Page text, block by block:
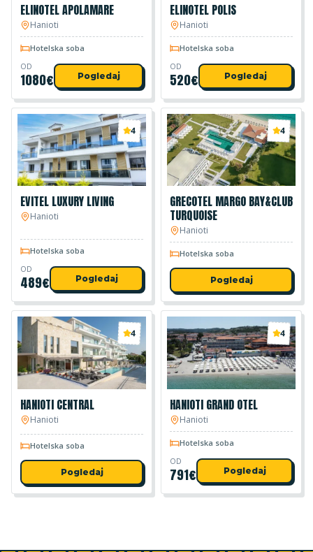
ELINOTEL APOLAMARE
Hanioti
Hotelska soba
OD
1080€ Pogledaj
ELINOTEL POLIS
Hanioti
Hotelska soba
OD
520€ Pogledaj
4
EVITEL LUXURY LIVING
Hanioti
Hotelska soba
OD
489€ Pogledaj
4
GRECOTEL MARGO BAY&CLUB
TURQUOISE
Hanioti
Hotelska soba
Pogledaj
4
HANIOTI CENTRAL
Hanioti
Hotelska soba
Pogledaj
4
HANIOTI GRAND OTEL
Hanioti
Hotelska soba
OD
791€ Pogledaj